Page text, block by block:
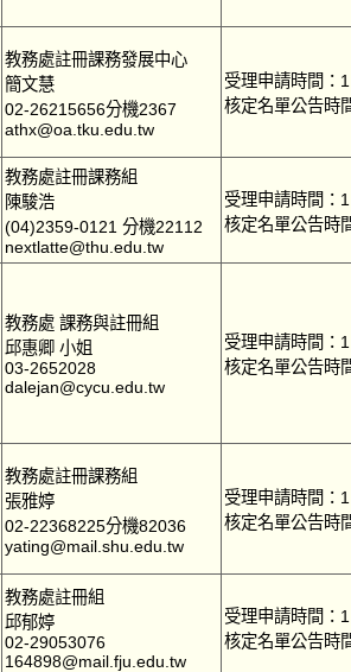
教務處註冊課務發展中心
簡文慧
02-26215656分機2367
athx@oa.tku.edu.tw
受理申請時間：
核定名單公告時
教務處註冊課務組
陳駿浩
(04)2359-0121 分機22112
nextlatte@thu.edu.tw
受理申請時間：
核定名單公告時
教務處 課務與註冊組
邱惠卿 小姐
03-2652028
dalejan@cycu.edu.tw
受理申請時間：
核定名單公告時
教務處註冊課務組
張雅婷
02-22368225分機82036
yating@mail.shu.edu.tw
受理申請時間：
核定名單公告時
教務處註冊組
邱郁婷
02-29053076
164898@mail.fju.edu.tw
受理申請時間：
核定名單公告時